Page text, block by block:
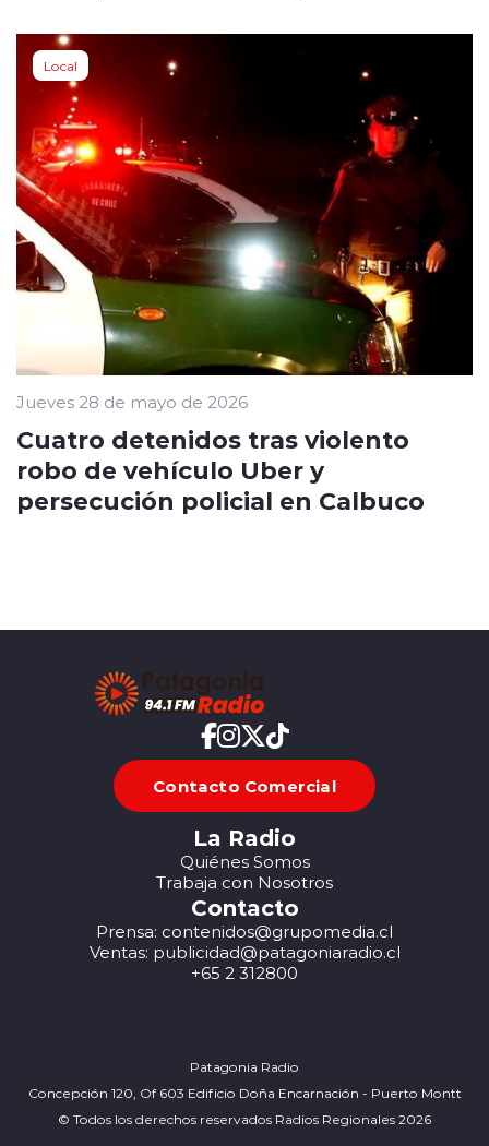
Local
Jueves 28 de mayo de 2026
Cuatro detenidos tras violento
robo de vehículo Uber y
persecución policial en Calbuco
Contacto Comercial
La Radio
Quiénes Somos
Trabaja con Nosotros
Contacto
Prensa: contenidos@grupomedia.cl
Ventas: publicidad@patagoniaradio.cl
+65 2 312800
Patagonia Radio
Concepción 120, Of 603 Edificio Doña Encarnación - Puerto Montt
© Todos los derechos reservados Radios Regionales 2026